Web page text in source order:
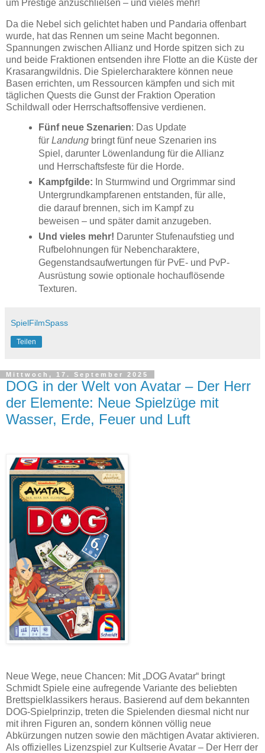
um Prestige anzuschließen – und vieles mehr!
Da die Nebel sich gelichtet haben und Pandaria offenbart
wurde, hat das Rennen um seine Macht begonnen.
Spannungen zwischen Allianz und Horde spitzen sich zu
und beide Fraktionen entsenden ihre Flotte an die Küste der
Krasarangwildnis. Die Spielercharaktere können neue
Basen errichten, um Ressourcen kämpfen und sich mit
täglichen Quests die Gunst der Fraktion Operation
Schildwall oder Herrschaftsoffensive verdienen.
Fünf neue Szenarien: Das Update
für Landungbringt fünf neue Szenarien ins
Spiel, darunter Löwenlandung für die Allianz
und Herrschaftsfeste für die Horde.
Kampfgilde: In Sturmwind und Orgrimmar sind
Untergrundkampfarenen entstanden, für alle,
die darauf brennen, sich im Kampf zu
beweisen – und später damit anzugeben.
Und vieles mehr! Darunter Stufenaufstieg und
Rufbelohnungen für Nebencharaktere,
Gegenstandsaufwertungen für PvE- und PvP-
Ausrüstung sowie optionale hochauflösende
Texturen.
SpielFilmSpass
Teilen
Mittwoch, 17. September 2025
DOG in der Welt von Avatar – Der Herr
der Elemente: Neue Spielzüge mit
Wasser, Erde, Feuer und Luft
Neue Wege, neue Chancen: Mit „DOG Avatar“ bringt
Schmidt Spiele eine aufregende Variante des beliebten
Brettspielklassikers heraus. Basierend auf dem bekannten
DOG-Spielprinzip, treten die Spielenden diesmal nicht nur
mit ihren Figuren an, sondern können völlig neue
Abkürzungen nutzen sowie den mächtigen Avatar aktivieren.
Als offizielles Lizenzspiel zur Kultserie Avatar – Der Herr der